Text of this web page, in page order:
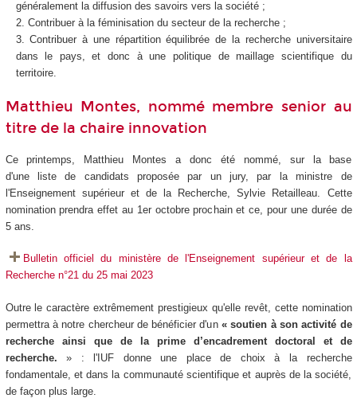
généralement la diffusion des savoirs vers la société ;
Contribuer à la féminisation du secteur de la recherche ;
Contribuer à une répartition équilibrée de la recherche universitaire
dans le pays, et donc à une politique de maillage scientifique du
territoire.
Matthieu Montes, nommé membre senior au
titre de la chaire innovation
Ce printemps, Matthieu Montes a donc été nommé, sur la base
d'une liste de candidats proposée par un jury, par la ministre de
l'Enseignement supérieur et de la Recherche, Sylvie Retailleau. Cette
nomination prendra effet au 1er octobre prochain et ce, pour une durée de
5 ans.
Bulletin officiel du ministère de l'Enseignement supérieur et de la
Recherche n°21 du 25 mai 2023
Outre le caractère extrêmement prestigieux qu'elle revêt, cette nomination
permettra à notre chercheur de bénéficier d'un « soutien à son activité de
recherche ainsi que de la prime d’encadrement doctoral et de
recherche.» : l'IUF donne une place de choix à la recherche
fondamentale, et dans la communauté scientifique et auprès de la société,
de façon plus large.